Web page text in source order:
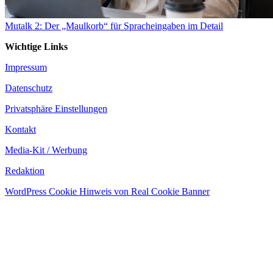
Mutalk 2: Der „Maulkorb“ für Spracheingaben im Detail
Wichtige Links
Impressum
Datenschutz
Privatsphäre Einstellungen
Kontakt
Media-Kit / Werbung
Redaktion
WordPress Cookie Hinweis von Real Cookie Banner